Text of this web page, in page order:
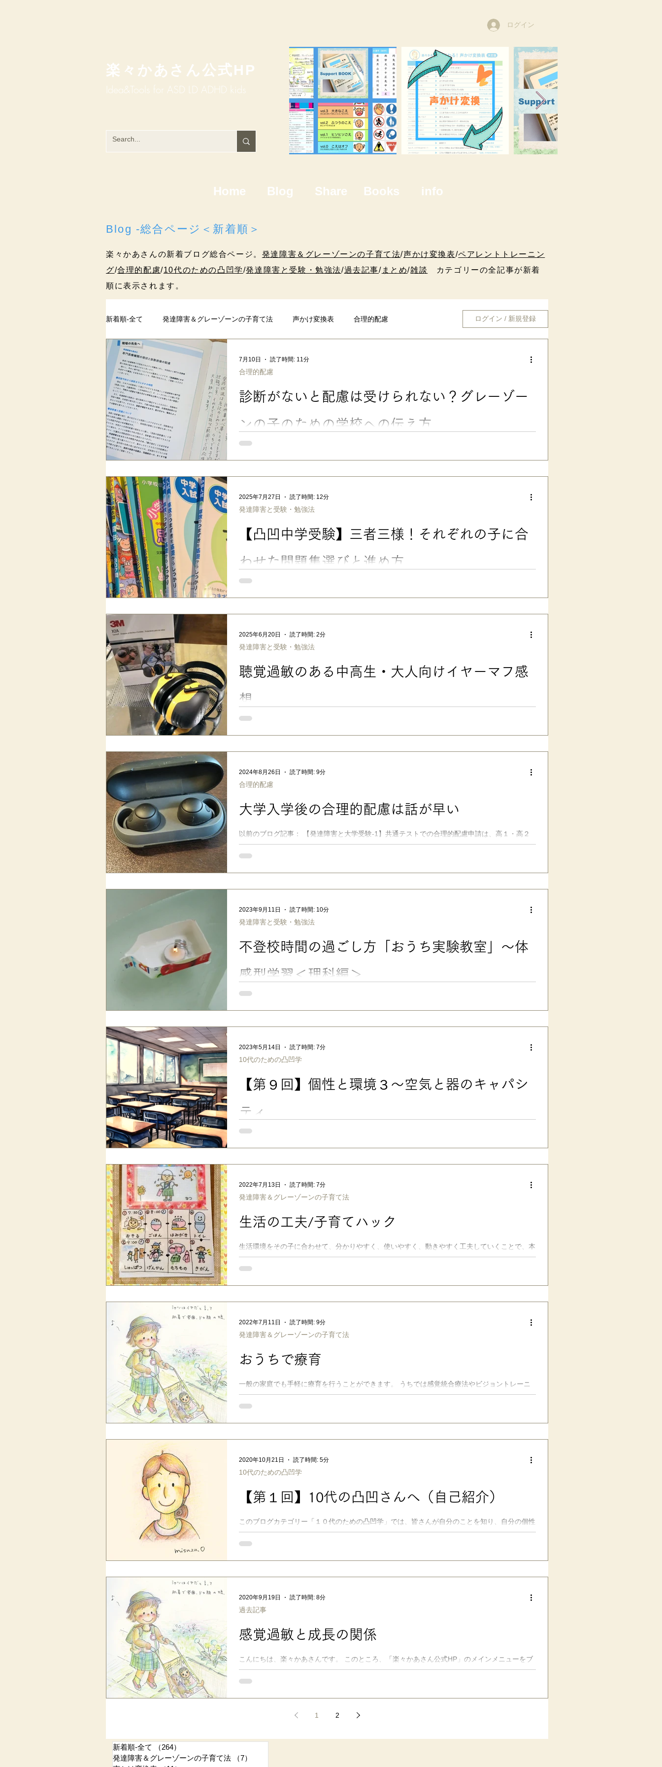
楽々かあさん公式HP
Idea&Tools​​ for ASD LD ADHD kids
ログイン
Home Blog Share Books info
Blog -総合ページ＜新着順＞
楽々かあさんの新着ブログ総合ページ。 発達障害＆グレーゾーンの子育て法/声かけ変換表/ペアレントトレーニン
グ/合理的配慮/10代のための凸凹学/発達障害と受験・勉強法/過去記事/ まとめ/雑談
カテゴリーの全記事が新着
順に表示されます。
新着順-全て 発達障害＆グレーゾーンの子育て法 声かけ変換表 合理的配慮
ペアレントトレーニング 発達障害と受験・勉強法
過去記事 まとめ
ログイン / 新規登録
診断がないと配慮は受けられない？グレーゾー
ンの子のための学校への伝え方
この記事では、診断がなくても学校と相談できる理由や、診断書を求められた時の考え方、担任
専門病院で診てもらったことがありますが、ASDの傾向があるものの、確定的な診断には至らな
いまま、現在大学１年生で、一人暮らし奮闘中。 長女は、小学校低学年では、文字の「読み」
程度」大丈夫になったので、未診断のまま、現在高校１年生。 今では二人とも、しっかりした
優しい子に育ってくれましたが…… ただ、診断がないからと言って、本人が何も困らなかった
たし、長
合理的配慮
7月10日 読了時間: 11分
【凸凹中学受験】三者三様！それぞれの子に合
わせた問題集選びと進め方
た。 【発達障害のある子の中学受験】3人の子が塾に通わず 合 格 「楽々かあさん」の学校選
ん」の学校選びと勉強法（下） 7 .25公開 <Web有料会員記事> この中の ＜中＞の記事 冒頭（一
般公開部分）でも少し触れた、自宅学習での問題集への取り組みについて「そういえば、まだブ
ついて、「算数」を例に具体的に紹介しますね。 とはいえ、一番下の長女の受験からも既に３
年以上経過しているので、 それぞれの子に合わせた選び方や進め方 という視点からお伝えした
発達障害と受験・勉強法
2025年7月27日 読了時間: 12分
聴覚過敏のある中高生・大人向けイヤーマフ感
想
を新調しました。メーカーは、小さな頃から愛用していたペルターがいいそうで、今度は「スリ
無意識に声を出してしまうみたいです）、使い倒した以前のイヤーマフは少し小さくなり、切実
に「頼むからおれに、新しく性能のいいイヤーマフを買ってほしい……」と珍しくおねだりされ
め付けが強過ぎず、適度にノイズだけカットしてくれて、ちょうどいい。軽いし、長くつけてて
も疲れないから、なかなかいいよ👍」とのことで、私が一階から「ごはんだよ〜」と呼んでも程
発達障害と受験・勉強法
2025年6月20日 読了時間: 2分
大学入学後の合理的配慮は話が早い
以前のブログ記事： 【発達障害と大学受験-1】共通テストでの合理的配慮申請は、高１・高２
から早めに動くべし！ をベースに、LITALICO発達ナビでコラム記事を執筆しました。 発達
障害のある子の大学受験。共通テストの合理的配慮申請に感じる高いハードル 2024/08/24公
と、多くの高校では発達障害のある子への理解や支援体制がまだまだ十分ではないこと、生徒た
は、そこまで配慮申請のハードルが高くない場合も あり、オープンキャンパス・入試説明会な
す。 ですので 、配慮を受けての受験を希望する場合、気になる大学があれば、 早めに事前相談
合理的配慮
2024年8月26日 読了時間: 9分
不登校時間の過ごし方「おうち実験教室」〜体
感型学習＜理科編＞
らないプロのワザ～生成AIに再現できる？」に詩人・谷川俊太郎さん、お笑いコンビのスピード
ChatGPT相手に四苦八苦しながら生成する試みをしています。 科学館や博物館って、不登校の
お子さんの日中の居場所にもなっているそうです（私の展示は入場無料スペースなので、よけれ
次男との不登校時間のこと。 ■感覚過敏のあるグレーゾーン次男の不登校 発達障害グレーゾー
ンで感覚過敏がある心優しい次男は、私が長男の中学受験にかかりきりになっていた小４の間
発達障害と受験・勉強法
2023年9月11日 読了時間: 10分
【第９回】個性と環境３〜空気と器のキャパシ
ティ
いて考察してきました。タテ、ヨコと来たら、今回は奥行き……つまり、空間の話です。 自分
が出来つつあるのではないでしょうか。おとなしい子が多めの落ち着いたクラスや、パリピ中心
でノリが良いクラスもあれば、中にはバトルロワイヤル風の殺伐としたクラス……なんて場合も
と自分の個性との相性によって、居心地が良かったり、悪かったりするのではないでしょうか。
例えば、うちの次男・〇次郎は聴覚が敏感なので、にぎやかなクラスに当たると負担が大きく
10代のための凸凹学
2023年5月14日 読了時間: 7分
生活の工夫/子育てハック
生活環境をその子に合わせて、分かりやすく、使いやすく、動きやすく工夫していくことで、本
人のミスや親の負担を減らせます。基本は「見える化（視覚支援）」して、図や箇条書きで示す
と、とても分かりやすくなります。これは、TEACCHでは「構造化」と呼ばれていますが、一般
発達障害＆グレーゾーンの子育て法
2022年7月13日 読了時間: 7分
おうちで療育
一般の家庭でも手軽に療育を行うことができます。 うちでは感覚統合療法やビジョントレーニ
ング等を参考に、生活の中で毎日少しずつ自然に取り組める工夫をしています。特定のあそびに
偏りがちな子に、様々な動きを体験させ、キモチ大目にスキンシップを取るよう意識するだけで
発達障害＆グレーゾーンの子育て法
2022年7月11日 読了時間: 9分
【第１回】10代の凸凹さんへ（自己紹介）
このブログカテゴリー「１０代のための凸凹学」では、皆さんが自分のことを知り、自分の個性
と上手につき合っていくためのヒントを書いていく予定です。
10代のための凸凹学
2020年10月21日 読了時間: 5分
感覚過敏と成長の関係
こんにちは、楽々かあさんです。 このところ、「楽々かあさん公式HP」のメインメニューをブ
ログ形式に移行する作業をしていたのですが…（ HP＞Blog総合ページ ） その中の 「おうちで
療育」のページ を編集していて、ふと気づいたんですね。 「そういえば、うちの子達の感覚の
あると思いますし、うちでもいろんな感覚あそびなどを気長に続けてきて、どこまでがそのおか
げなのか、等の見分けもつきませんが、「感覚の過敏さ」というのは、「３食食べて、寝るだ
のが、成長に伴って味覚が刺激に慣れて、だんだんと口にできるように、いろんな感覚がいい意
過去記事
2020年9月19日 読了時間: 8分
1 2
新着順-全て （264）
発達障害＆グレーゾーンの子育て法
（7）